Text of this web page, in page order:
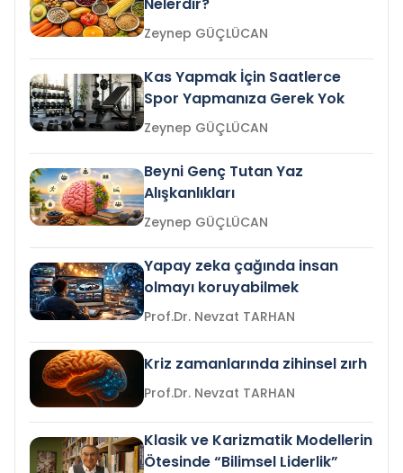
Zeynep GÜÇLÜCAN
Kas Yapmak İçin Saatlerce
Spor Yapmanıza Gerek Yok
Zeynep GÜÇLÜCAN
Beyni Genç Tutan Yaz
Alışkanlıkları
Zeynep GÜÇLÜCAN
Yapay zeka çağında insan
olmayı koruyabilmek
Prof.Dr. Nevzat TARHAN
Kriz zamanlarında zihinsel zırh
Prof.Dr. Nevzat TARHAN
Klasik ve Karizmatik Modellerin
Ötesinde “Bilimsel Liderlik”